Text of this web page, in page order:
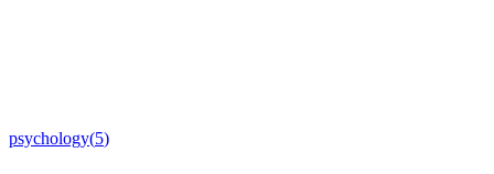
psychology(5)